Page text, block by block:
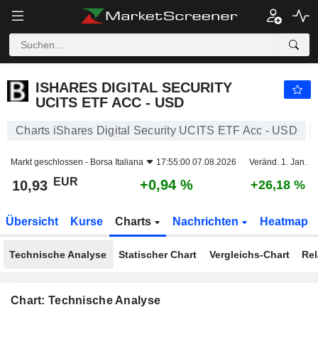
+0,94 %
ISHARES DIGITAL SECURITY
UCITS ETF ACC - USD
Charts iShares Digital Security UCITS ETF Acc - USD
Markt geschlossen - Borsa Italiana 17:55:00 07.08.2026 Veränd. 1. Jan.
10,93 EUR +0,94 % +26,18 %
Übersicht Kurse Charts Nachrichten Heatmap
Technische Analyse Statischer Chart Vergleichs-Chart
Chart: Technische Analyse